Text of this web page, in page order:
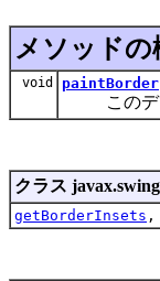
メソッドの
void paintBorder
このデフ
クラス
getBorderInsets ,